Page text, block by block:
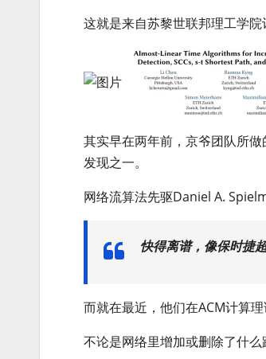
这就是来自苏黎世联邦理工学院
其实早在两年前，京爷团队所
发现之一。
网络流算法先驱Daniel A.
快得离谱，像保时捷
而就在最近，他们在ACM计算
不论是网络里增加或删除了什